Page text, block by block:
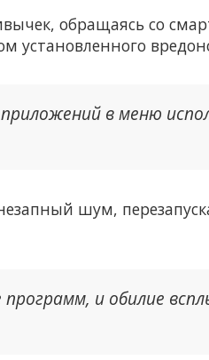
обращаясь со
установленного
в меню
шум,
и обилие